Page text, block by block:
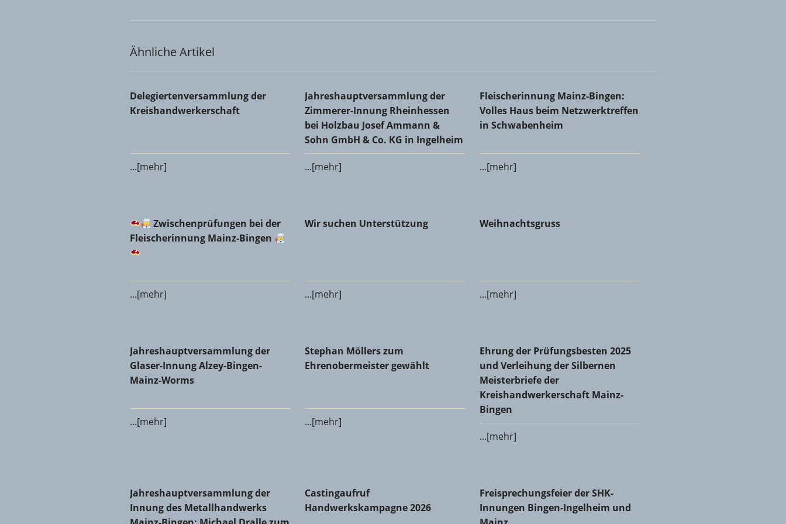
Ähnliche Artikel
Delegiertenversammlung der Kreishandwerkerschaft
Delegiertenversammlung der
Kreishandwerkerschaft
...[mehr]
Jahreshauptversammlung der Zimmerer-Innung Rheinhessen bei Holzbau Josef Ammann & Sohn GmbH &
Co. KG in Ingelheim
Jahreshauptversammlung der
Zimmerer-Innung Rheinhessen
bei Holzbau Josef Ammann &
Sohn GmbH & Co. KG in Ingelheim
...[mehr]
Fleischerinnung Mainz-Bingen: Volles Haus beim Netzwerktreffen in
Schwabenheim
Fleischerinnung Mainz-Bingen:
Volles Haus beim Netzwerktreffen
in Schwabenheim
...[mehr]
Zwischenprüfungen bei der Fleischerinnung Mainz-Bingen
Zwischenprüfungen bei der
Fleischerinnung Mainz-Bingen
...[mehr]
Wir suchen Unterstützung
Wir suchen Unterstützung
...[mehr]
Weihnachtsgruss
Weihnachtsgruss
...[mehr]
Jahreshauptversammlung der Glaser-Innung Alzey-Bingen-Mainz-Worms
Jahreshauptversammlung der
Glaser-Innung Alzey-Bingen-
Mainz-Worms
...[mehr]
Stephan Möllers zum Ehrenobermeister gewählt
Stephan Möllers zum
Ehrenobermeister gewählt
...[mehr]
Ehrung der Prüfungsbesten 2025 und Verleihung der Silbernen
Meisterbriefe der Kreishandwerkerschaft Mainz-Bingen
Ehrung der Prüfungsbesten 2025
und Verleihung der Silbernen
Meisterbriefe der
Kreishandwerkerschaft Mainz-
Bingen
...[mehr]
Jahreshauptversammlung der Innung des Metallhandwerks Mainz-Bingen: Michael Dralle zum neuen Obermeister gewählt
Jahreshauptversammlung der
Innung des Metallhandwerks
Castingaufruf Handwerkskampagne 2026
Castingaufruf
Handwerkskampagne 2026
Freisprechungsfeier der SHK-Innungen Bingen-Ingelheim und Mainz
Freisprechungsfeier der SHK-
Innungen Bingen-Ingelheim und